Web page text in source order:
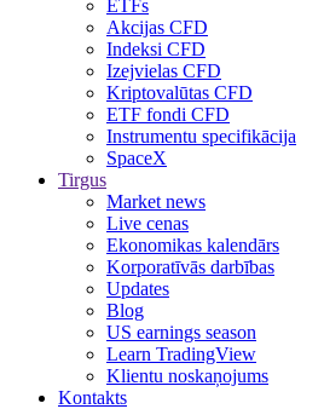
ETFs
Akcijas CFD
Indeksi CFD
Izejvielas CFD
Kriptovalūtas CFD
ETF fondi CFD
Instrumentu specifikācija
SpaceX
Tirgus
Market news
Live cenas
Ekonomikas kalendārs
Korporatīvās darbības
Updates
Blog
US earnings season
Learn TradingView
Klientu noskaņojums
Kontakts